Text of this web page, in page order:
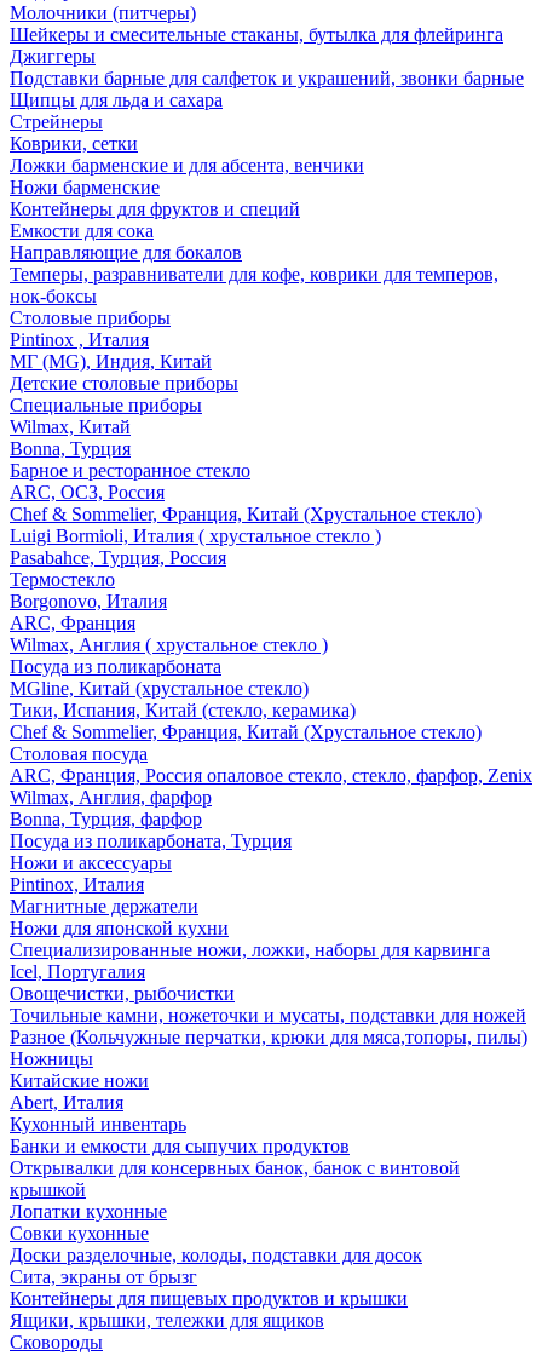
Молочники (питчеры)
Шейкеры и смесительные стаканы, бутылка для флейринга
Джиггеры
Подставки барные для салфеток и украшений, звонки барные
Щипцы для льда и сахара
Стрейнеры
Коврики, сетки
Ложки барменские и для абсента, венчики
Ножи барменские
Контейнеры для фруктов и специй
Емкости для сока
Направляющие для бокалов
Темперы, разравниватели для кофе, коврики для темперов,
нок-боксы
Столовые приборы
Pintinox , Италия
МГ (MG), Индия, Китай
Детские столовые приборы
Специальные приборы
Wilmax, Китай
Bonna, Турция
Барное и ресторанное стекло
ARC, ОСЗ, Россия
Chef & Sommelier, Франция, Китай (Хрустальное стекло)
Luigi Bormioli, Италия ( хрустальное стекло )
Pasabahce, Турция, Россия
Термостекло
Borgonovo, Италия
ARC, Франция
Wilmax, Англия ( хрустальное стекло )
Посуда из поликарбоната
MGline, Китай (хрустальное стекло)
Тики, Испания, Китай (стекло, керамика)
Chef & Sommelier, Франция, Китай (Хрустальное стекло)
Столовая посуда
ARC, Франция, Россия опаловое стекло, стекло, фарфор, Zenix
Wilmax, Англия, фарфор
Bonna, Турция, фарфор
Посуда из поликарбоната, Турция
Ножи и аксессуары
Pintinox, Италия
Магнитные держатели
Ножи для японской кухни
Специализированные ножи, ложки, наборы для карвинга
Icel, Португалия
Овощечистки, рыбочистки
Точильные камни, ножеточки и мусаты, подставки для ножей
Разное (Кольчужные перчатки, крюки для мяса,топоры, пилы)
Ножницы
Китайские ножи
Abert, Италия
Кухонный инвентарь
Банки и емкости для сыпучих продуктов
Открывалки для консервных банок, банок с винтовой
крышкой
Лопатки кухонные
Совки кухонные
Доски разделочные, колоды, подставки для досок
Сита, экраны от брызг
Контейнеры для пищевых продуктов и крышки
Ящики, крышки, тележки для ящиков
Сковороды